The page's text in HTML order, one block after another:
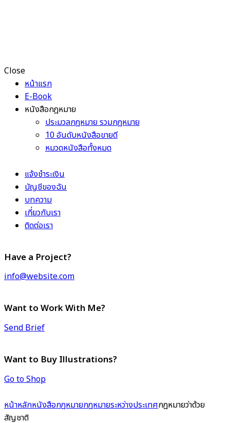
Close
หน้าแรก
E-Book
หนังสือกฎหมาย
ประมวลกฎหมาย รวมกฎหมาย
10 อันดับหนังสือขายดี
หมวดหนังสือทั้งหมด
แจ้งชำระเงิน
บัญชีของฉัน
บทความ
เกี่ยวกับเรา
ติดต่อเรา
Have a Project?
info@website.com
Want to Work With Me?
Send Brief
Want to Buy Illustrations?
Go to Shop
หน้าหลักหนังสือกฎหมายกฎหมายระหว่างประเทศกฎหมายว่าด้วย
สัญชาติ